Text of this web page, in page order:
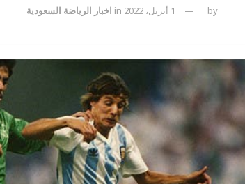
by 1 أبريل، 2022 in اخبار الرياضة السعودية